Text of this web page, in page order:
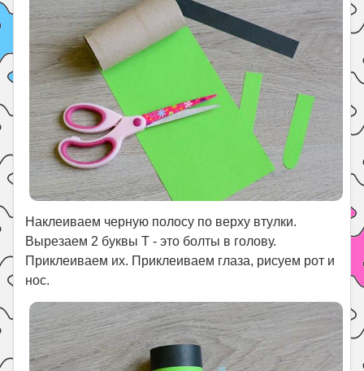
Наклеиваем черную полосу по верху втулки.
Вырезаем 2 буквы Т - это болты в голову.
Приклеиваем их. Приклеиваем глаза, рисуем рот и
нос.